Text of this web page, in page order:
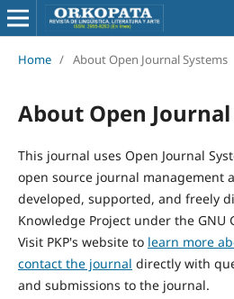
Home / About Open Journal Systems
About Open
This journal uses Open Journal
open source journal management
developed, supported, and freely
Knowledge Project under the GNU
Visit PKP's website to learn more
contact the journal directly with
and submissions to the journal.